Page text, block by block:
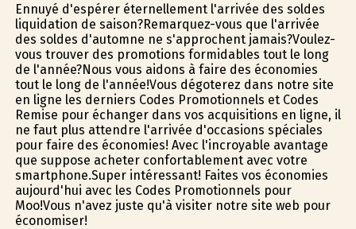
Ennuyé d'espérer éternellement l'arrivée des soldes
liquidation de saison?Remarquez-vous que l'arrivée
des soldes d'automne ne s'approchent jamais?Voulez-
vous trouver des promotions formidables tout le long
de l'année?Nous vous aidons à faire des économies
tout le long de l'année!Vous dégoterez dans notre site
en ligne les derniers Codes Promotionnels et Codes
Remise pour échanger dans vos acquisitions en ligne, il
ne faut plus attendre l'arrivée d'occasions spéciales
pour faire des économies! Avec l'incroyable avantage
que suppose acheter confortablement avec votre
smartphone.Super intéressant! Faites vos économies
aujourd'hui avec les Codes Promotionnels pour
Moo!Vous n'avez juste qu'à visiter notre site web pour
économiser!